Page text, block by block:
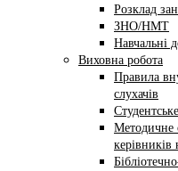
Розклад
ЗНО/НМТ
Навчальні
Виховна робота
Правила
слухачів
Методичне
керівників